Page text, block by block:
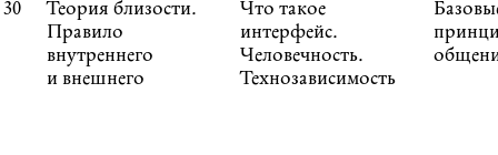
30
Теория близости.
Правило
внутреннего
и внешнего
Что такое
интерфейс.
Человечность.
Технозависимость